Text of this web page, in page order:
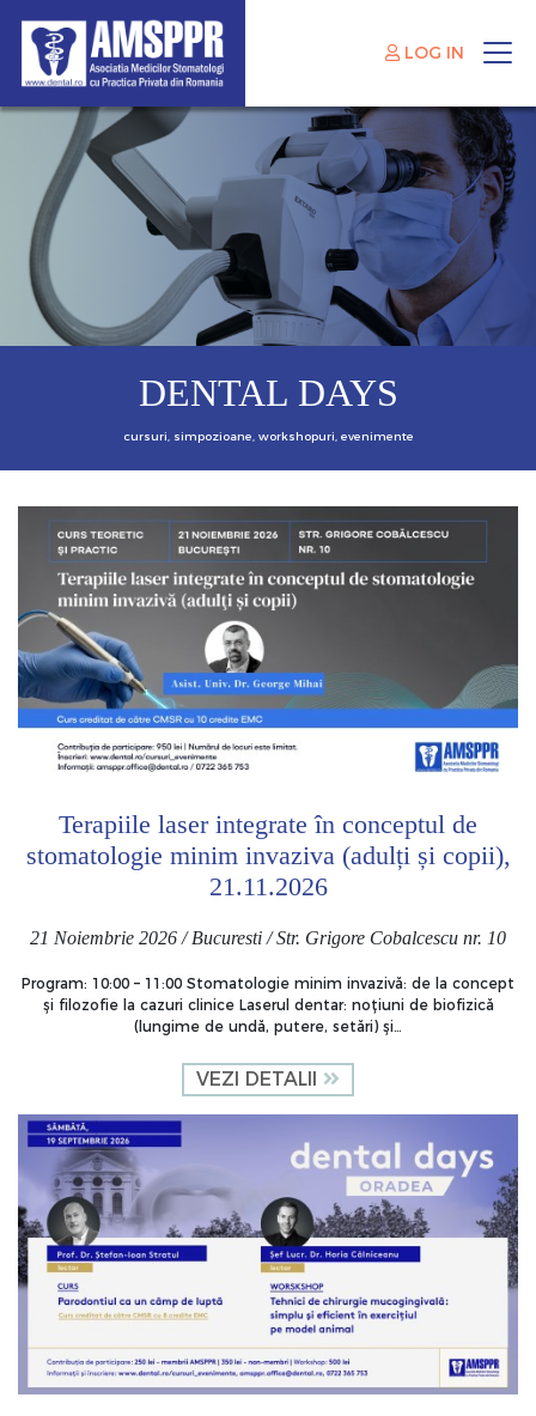
LOG IN
DENTAL DAYS
cursuri, simpozioane, workshopuri, evenimente
Terapiile laser integrate în conceptul de
stomatologie minim invaziva (adulți și copii),
21.11.2026
21 Noiembrie 2026 / Bucuresti / Str. Grigore Cobalcescu nr. 10
Program: 10:00 – 11:00 Stomatologie minim invazivă: de la concept
și filozofie la cazuri clinice Laserul dentar: noțiuni de biofizică
(lungime de undă, putere, setări) și…
VEZI DETALII